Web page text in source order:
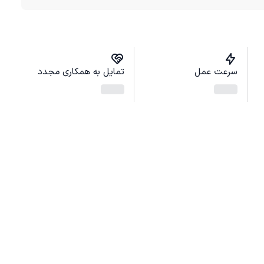
سرعت عمل تمایل به همکاری مجدد